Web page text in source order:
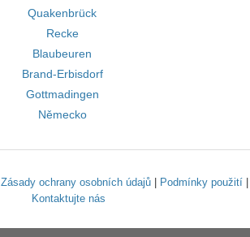
Quakenbrück
Recke
Blaubeuren
Brand-Erbisdorf
Gottmadingen
Německo
Zásady ochrany osobních údajů| Podmínky použití|
Kontaktujte nás